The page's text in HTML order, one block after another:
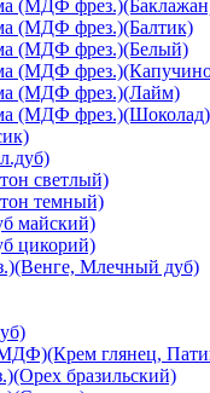
(МДФ
(МДФ фрез.)(Балтик)
(МДФ фрез.)(Белый)
(МДФ
(МДФ фрез.)(Лайм)
(МДФ фрез.)(Шоколад)
светлый)
темный)
майский)
цикорий)
Млечный дуб)
глянец,
бразильский)